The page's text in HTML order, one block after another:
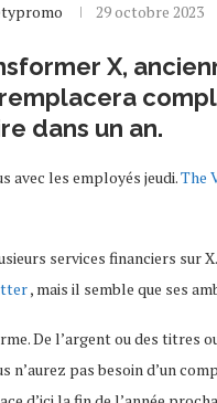
29 octobre 2023
X,
dans un an.
avec les employés jeudi.The
services financiers sur
, mais il semble que ses
De l’argent ou des titres
n’aurez pas besoin d’un